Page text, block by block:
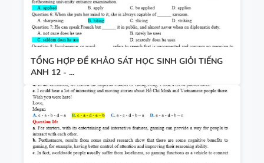
TỔNG HỢP ĐỀ KHẢO SÁT HỌC SINH GIỎI TIẾNG
ANH 12 - ...